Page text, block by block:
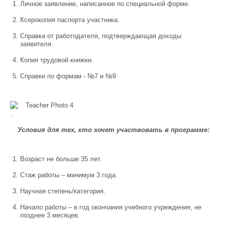
Личное заявление, написанное по специальной форме.
Ксерокопия паспорта участника.
Справка от работодателя, подтверждающая доходы
заявителя.
Копия трудовой книжки.
Справки по формам - №7 и №9
.
Условия для тех, кто хочет участвовать в программе:
Возраст не больше 35 лет.
Стаж работы – минимум 3 года.
Научная степень/категория.
Начало работы – в год окончания учебного учреждения, не
позднее 3 месяцев.